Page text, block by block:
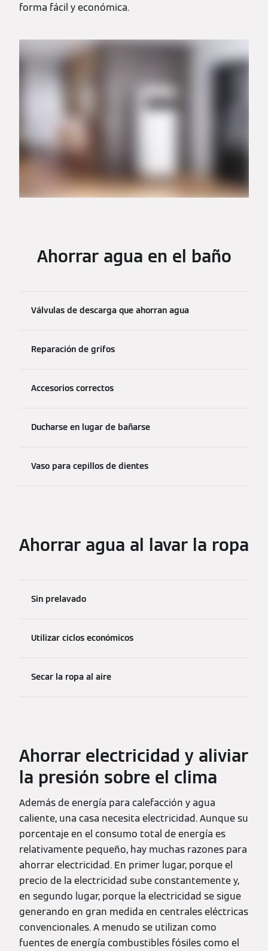
forma fácil y económica.
Ahorrar agua en el baño
Válvulas de descarga que ahorran agua
Reparación de grifos
Accesorios correctos
Ducharse en lugar de bañarse
Vaso para cepillos de dientes
Ahorrar agua al lavar la ropa
Sin prelavado
Utilizar ciclos económicos
Secar la ropa al aire
Ahorrar electricidad y aliviar
la presión sobre el clima
Además de energía para calefacción y agua
caliente, una casa necesita electricidad. Aunque su
porcentaje en el consumo total de energía es
relativamente pequeño, hay muchas razones para
ahorrar electricidad. En primer lugar, porque el
precio de la electricidad sube constantemente y,
en segundo lugar, porque la electricidad se sigue
generando en gran medida en centrales eléctricas
convencionales. A menudo se utilizan como
fuentes de energía combustibles fósiles como el